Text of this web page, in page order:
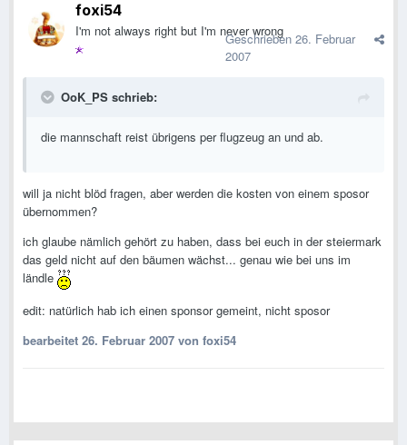
foxi54
I'm not always right but I'm never wrong
Geschrieben 26. Februar
2007
OoK_PS schrieb:
die mannschaft reist übrigens per flugzeug an und ab.
will ja nicht blöd fragen, aber werden die kosten von einem sposor
übernommen?
ich glaube nämlich gehört zu haben, dass bei euch in der steiermark
das geld nicht auf den bäumen wächst... genau wie bei uns im
ländle
edit: natürlich hab ich einen sponsor gemeint, nicht sposor
bearbeitet 26. Februar 2007 von foxi54